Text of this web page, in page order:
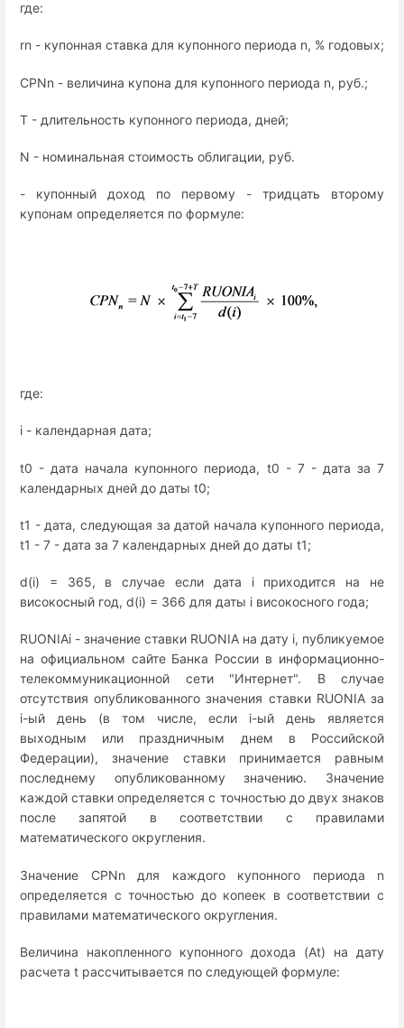
где:
rn - купонная ставка для купонного периода n, % годовых;
CPNn - величина купона для купонного периода n, руб.;
T - длительность купонного периода, дней;
N - номинальная стоимость облигации, руб.
- купонный доход по первому - тридцать второму
купонам определяется по формуле:
где:
i - календарная дата;
t0 - дата начала купонного периода, t0 - 7 - дата за 7
календарных дней до даты t0;
t1 - дата, следующая за датой начала купонного периода,
t1 - 7 - дата за 7 календарных дней до даты t1;
d(i) = 365, в случае если дата i приходится на не
високосный год, d(i) = 366 для даты i високосного года;
RUONIAi - значение ставки RUONIA на дату i, публикуемое
на официальном сайте Банка России в информационно-
телекоммуникационной сети "Интернет". В случае
отсутствия опубликованного значения ставки RUONIA за
i-ый день (в том числе, если i-ый день является
выходным или праздничным днем в Российской
Федерации), значение ставки принимается равным
последнему опубликованному значению. Значение
каждой ставки определяется с точностью до двух знаков
после запятой в соответствии с правилами
математического округления.
Значение CPNn для каждого купонного периода n
определяется с точностью до копеек в соответствии с
правилами математического округления.
Величина накопленного купонного дохода (At) на дату
расчета t рассчитывается по следующей формуле: